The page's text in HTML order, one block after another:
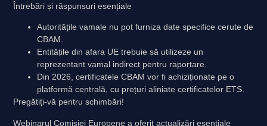
Întrebări și răspunsuri esențiale
Autoritățile vamale nu pot furniza date specifice cerute de
CBAM.
Entitățile din afara UE trebuie să utilizeze un
reprezentant vamal indirect pentru raportare.
Din 2026, certificatele CBAM vor fi achiziționate pe o
platformă centrală, cu prețuri aliniate certificatelor ETS.
Pregătiți-vă pentru schimbări!
Webinarul Comisiei Europene a oferit actualizări esențiale